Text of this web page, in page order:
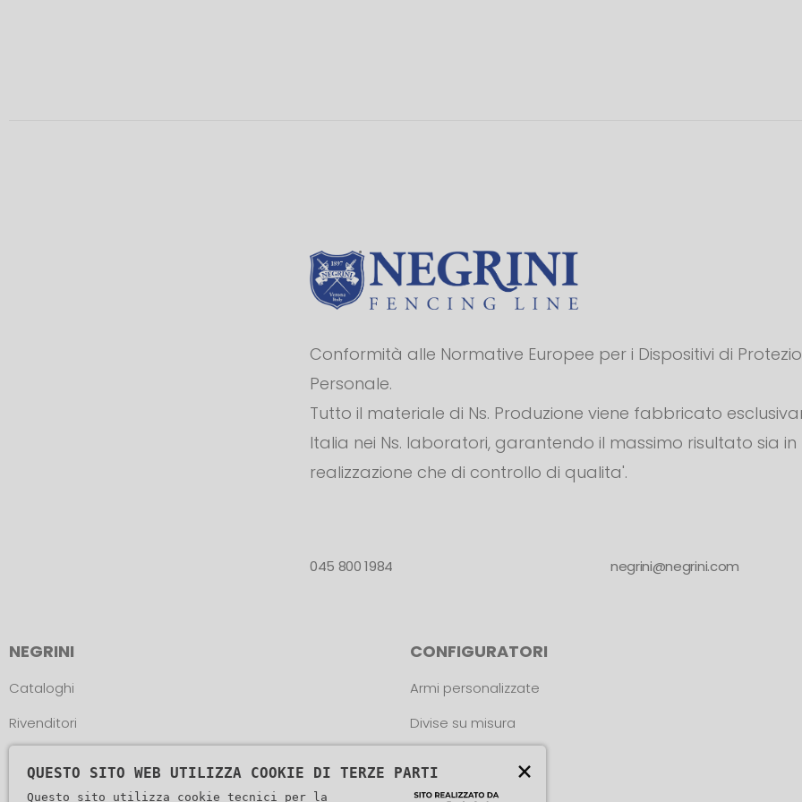
Conformità alle Normative Europee per i Dispositivi di
Personale.
Tutto il materiale di Ns. Produzione viene fabbricato
Italia nei Ns. laboratori, garantendo il massimo risultato sia
realizzazione che di controllo di qualita'.
045 800 1984 negrini@negrini.com
NEGRINI
Cataloghi
Rivenditori
Assistenza
CONFIGURATORI
Armi personalizzate
Divise su misura
×
QUESTO SITO WEB UTILIZZA COOKIE DI TERZE PARTI
Questo sito utilizza cookie tecnici per la